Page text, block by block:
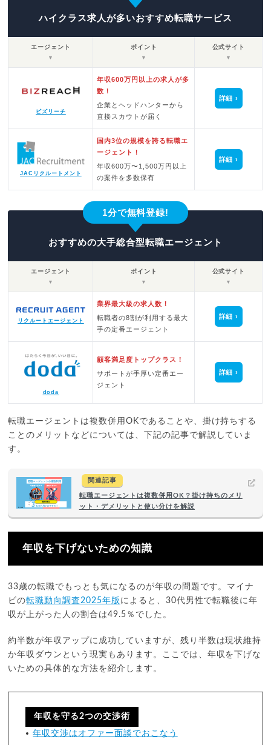
ハイクラス求人が多いおすすめ転職サービス
エージェント
▼
ポイント
▼
公式サイト
▼
ビズリーチ
年収600万円以上の求人が多
数！
企業とヘッドハンターから
直接スカウトが届く
詳細
JACリクルートメント
国内3位の規模を誇る転職エ
ージェント！
年収600万〜1,500万円以上
の案件を多数保有
詳細
1分で無料登録!
おすすめの大手総合型転職エージェント
エージェント
▼
ポイント
▼
公式サイト
▼
リクルートエージェント
業界最大級の求人数！
転職者の8割が利用する最大
手の定番エージェント
詳細
doda
顧客満足度トップクラス！
サポートが手厚い定番エー
ジェント
詳細
転職エージェントは複数併用OKであることや、掛け持ちする
ことのメリットなどについては、下記の記事で解説していま
す。
関連記事
転職エージェントは複数併用OK？掛け持ちのメリ
ット・デメリットと使い分けを解説
年収を下げないための知識
33歳の転職でもっとも気になるのが年収の問題です。マイナ
ビの転職動向調査2025年版 によると、30代男性で転職後に年
収が上がった人の割合は49.5％でした。
約半数が年収アップに成功していますが、残り半数は現状維持
か年収ダウンという現実もあります。ここでは、年収を下げな
いための具体的な方法を紹介します。
年収を守る2つの交渉術
年収交渉はオファー面談でおこなう